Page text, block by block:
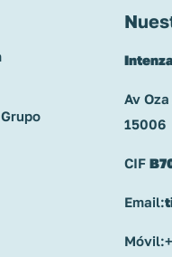
Av
15006
CIF
Email:
Móvil: